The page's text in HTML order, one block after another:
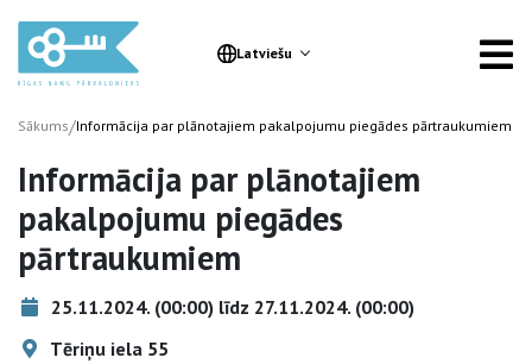
Latviešu
Sākums/Informācija par plānotajiem pakalpojumu piegādes pārtraukumiem
Informācija par plānotajiem
pakalpojumu piegādes
pārtraukumiem
25.11.2024. (00:00) līdz 27.11.2024. (00:00)
Tēriņu iela 55